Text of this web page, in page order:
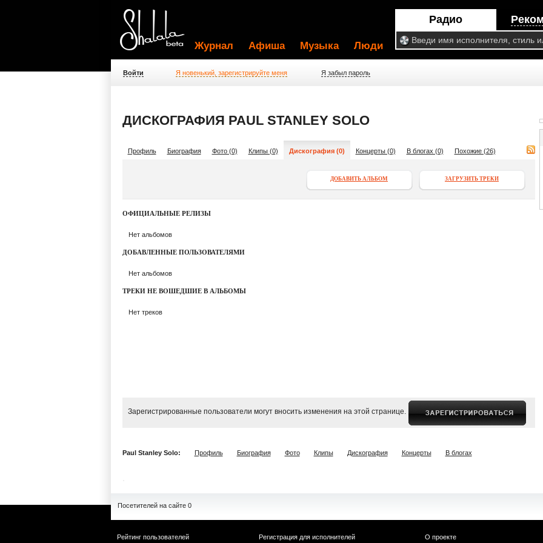
Радио
Журнал Афиша Музыка Люди
Войти Я новенький, зарегистрируйте меня Я забыл пароль
ДИСКОГРАФИЯ PAUL STANLEY SOLO
Профиль Биография Фото (0) Клипы (0) Дискография (0) Концерты (0) В блогах (0) Похожие (26)
ЗАГРУЗИТЬ ТРЕКИ
ДОБАВИТЬ АЛЬБОМ
ОФИЦИАЛЬНЫЕ РЕЛИЗЫ
Нет альбомов
ДОБАВЛЕННЫЕ ПОЛЬЗОВАТЕЛЯМИ
Нет альбомов
ТРЕКИ НЕ ВОШЕДШИЕ В АЛЬБОМЫ
Нет треков
Зарегистрированные пользователи могут вносить изменения на этой странице.
Paul Stanley Solo: Профиль Биография Фото Клипы Дискография Концерты В блогах
Посетителей на сайте 0
Рейтинг пользователей
Регистрация для исполнителей
О проекте